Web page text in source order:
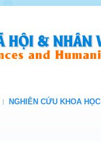
NGHIÊN CỨU KHOA HỌC